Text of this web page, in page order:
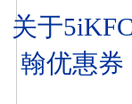
关于5iKFC
翰优惠券